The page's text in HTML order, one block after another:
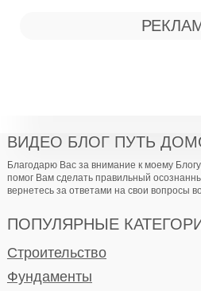
ВИДЕО БЛОГ ПУТЬ
Благодарю Вас за внимание к моему
помог Вам сделать правильный
вернетесь за ответами на свои вопросы
ПОПУЛЯРНЫЕ
Строительство
Фундаменты